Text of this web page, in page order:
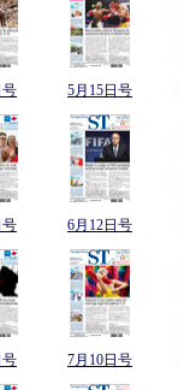
号 5月15日号
号 6月12日号
号 7月10日号